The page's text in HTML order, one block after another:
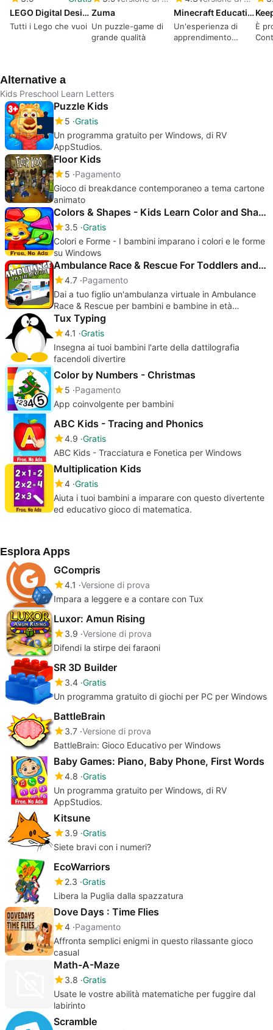
LEGO Digital Designer
Tutti i Lego che vuoi
Zuma
Un puzzle-game di
grande qualità
Minecraft Education Edition
Un'esperienza di
apprendimento
È
Alternative a
Kids Preschool Learn Letters
Puzzle Kids
5 Gratis
Un programma gratuito per Windows, di RV
AppStudios.
Floor Kids
5 Pagamento
Gioco di breakdance contemporaneo a tema cartone
animato
Colors & Shapes - Kids Learn Color and Shape
3.5 Gratis
Colori e Forme - I bambini imparano i colori e le forme
su Windows
Ambulance Race & Rescue For Toddlers and Kids
4.7 Pagamento
Dai a tuo figlio un'ambulanza virtuale in Ambulance
Race & Rescue per bambini e bambine in età
prescolare.
Tux Typing
4.1 Gratis
Insegna ai tuoi bambini l'arte della dattilografia
facendoli divertire
Color by Numbers - Christmas
5 Pagamento
App coinvolgente per bambini
ABC Kids - Tracing and Phonics
4.9 Gratis
ABC Kids - Tracciatura e Fonetica per Windows
Multiplication Kids
4 Gratis
Aiuta i tuoi bambini a imparare con questo divertente
ed educativo gioco di matematica.
Esplora Apps
GCompris
4.1 Versione di prova
Impara a leggere e a contare con Tux
Luxor: Amun Rising
3.9 Versione di prova
Difendi la stirpe dei faraoni
SR 3D Builder
3.4 Gratis
Un programma gratuito di giochi per PC per Windows
BattleBrain
3.7 Versione di prova
BattleBrain: Gioco Educativo per Windows
Baby Games: Piano, Baby Phone, First Words
4.8 Gratis
Un programma gratuito per Windows, di ‪RV
AppStudios‬.
Kitsune
3.9 Gratis
Siete bravi con i numeri?
EcoWarriors
2.3 Gratis
Libera la Puglia dalla spazzatura
Dove Days : Time Flies
4 Pagamento
Affronta semplici enigmi in questo rilassante gioco
casual
Math-A-Maze
3.8 Gratis
Usate le vostre abilità matematiche per fuggire dal
labirinto
Scramble